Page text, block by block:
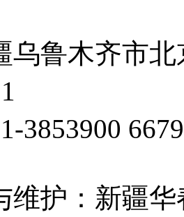
乌鲁木齐市
3853900
维护：新疆